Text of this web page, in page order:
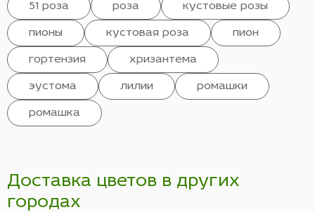
51 роза роза кустовые розы
пионы кустовая роза пион
гортензия хризантема
эустома лилии ромашки
ромашка
Доставка цветов в других
городах